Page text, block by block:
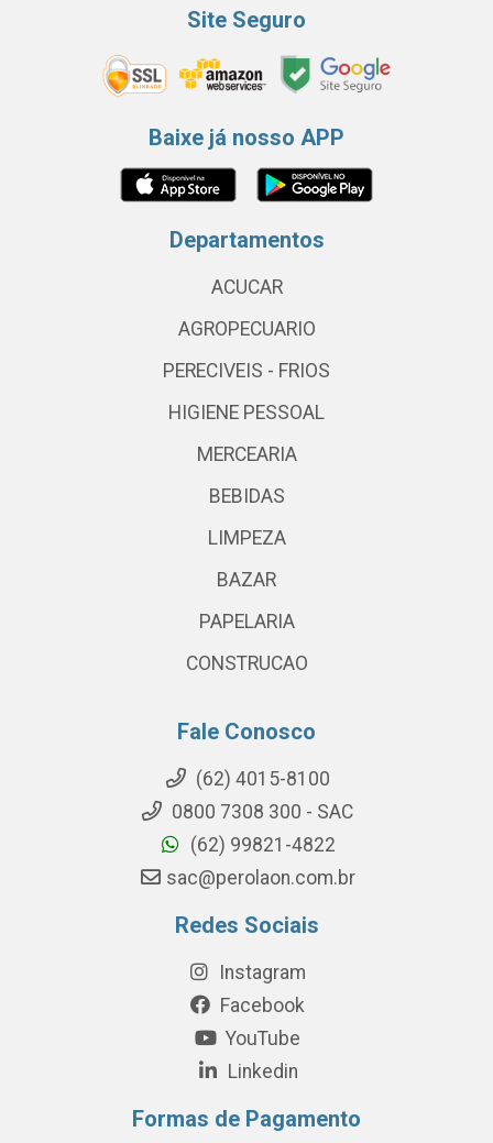
Site Seguro
Baixe já nosso APP
Departamentos
ACUCAR
AGROPECUARIO
PERECIVEIS - FRIOS
HIGIENE PESSOAL
MERCEARIA
BEBIDAS
LIMPEZA
BAZAR
PAPELARIA
CONSTRUCAO
Fale Conosco
(62) 4015-8100
0800 7308 300 - SAC
(62) 99821-4822
sac@perolaon.com.br
Redes Sociais
Instagram
Facebook
YouTube
Linkedin
Formas de Pagamento